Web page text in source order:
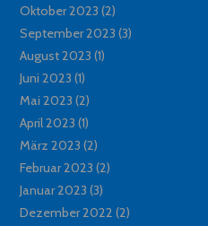
Oktober 2023 (2)
September 2023 (3)
August 2023 (1)
Juni 2023 (1)
Mai 2023 (2)
April 2023 (1)
März 2023 (2)
Februar 2023 (2)
Januar 2023 (3)
Dezember 2022 (2)